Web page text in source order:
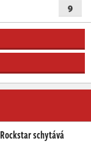
9
schytává